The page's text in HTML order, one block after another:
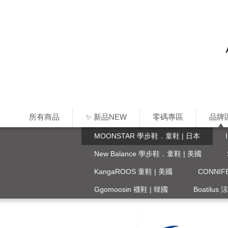
所有商品 ✨ 新品NEW 零碼專區 品牌
MOONSTAR 學步鞋．童鞋 | 日本
New Balance 學步鞋．童鞋 | 美國
KangaROOS 童鞋 | 美國
Ggomoosin 襪鞋 | 韓國 Boatilus